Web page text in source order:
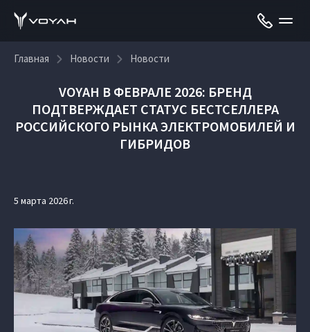
Главная Новости Новости
VOYAH В ФЕВРАЛЕ 2026: БРЕНД
ПОДТВЕРЖДАЕТ СТАТУС БЕСТСЕЛЛЕРА
РОССИЙСКОГО РЫНКА ЭЛЕКТРОМОБИЛЕЙ И
ГИБРИДОВ
5 марта 2026 г.